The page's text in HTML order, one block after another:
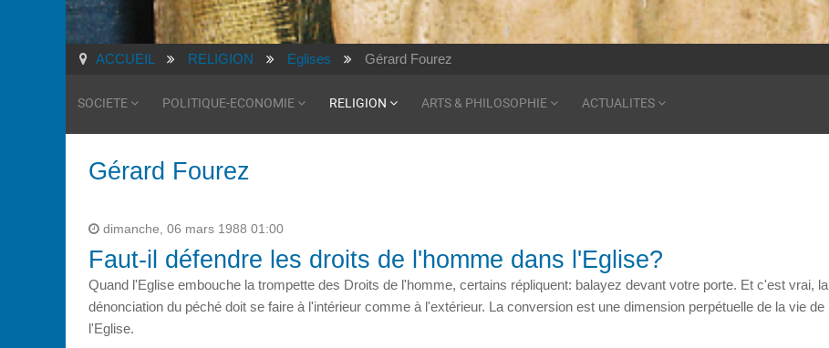
ACCUEIL RELIGION Eglises Gérard Fourez
SOCIETE POLITIQUE-ECONOMIE RELIGION ARTS & PHILOSOPHIE ACTUALITES
Gérard Fourez
dimanche, 06 mars 1988 01:00
Faut-il défendre les droits de l'homme dans l'Eglise?
Quand l'Eglise embouche la trompette des Droits de l'homme, certains répliquent: balayez devant votre porte. Et c'est vrai, la
dénonciation du péché doit se faire à l'intérieur comme à l'extérieur. La conversion est une dimension perpétuelle de la vie de
l'Eglise.